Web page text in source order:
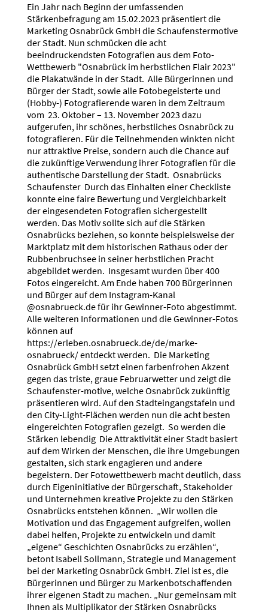
Ein Jahr nach Beginn der umfassenden
Stärkenbefragung am 15.02.2023 präsentiert die
Marketing Osnabrück GmbH die Schaufenstermotive
der Stadt. Nun schmücken die acht
beeindruckendsten Fotografien aus dem Foto-
Wettbewerb "Osnabrück im herbstlichen Flair 2023"
die Plakatwände in der Stadt. Alle Bürgerinnen und
Bürger der Stadt, sowie alle Fotobegeisterte und
(Hobby-) Fotografierende waren in dem Zeitraum
vom 23. Oktober – 13. November 2023 dazu
aufgerufen, ihr schönes, herbstliches Osnabrück zu
fotografieren. Für die Teilnehmenden winkten nicht
nur attraktive Preise, sondern auch die Chance auf
die zukünftige Verwendung ihrer Fotografien für die
authentische Darstellung der Stadt. Osnabrücks
Schaufenster Durch das Einhalten einer Checkliste
konnte eine faire Bewertung und Vergleichbarkeit
der eingesendeten Fotografien sichergestellt
werden. Das Motiv sollte sich auf die Stärken
Osnabrücks beziehen, so konnte beispielsweise der
Marktplatz mit dem historischen Rathaus oder der
Rubbenbruchsee in seiner herbstlichen Pracht
abgebildet werden. Insgesamt wurden über 400
Fotos eingereicht. Am Ende haben 700 Bürgerinnen
und Bürger auf dem Instagram-Kanal
@osnabrueck.de für ihr Gewinner-Foto abgestimmt.
Alle weiteren Informationen und die Gewinner-Fotos
können auf
https://erleben.osnabrueck.de/de/marke-
osnabrueck/ entdeckt werden. Die Marketing
Osnabrück GmbH setzt einen farbenfrohen Akzent
gegen das triste, graue Februarwetter und zeigt die
Schaufenster-motive, welche Osnabrück zukünftig
präsentieren wird. Auf den Stadteingangstafeln und
den City-Light-Flächen werden nun die acht besten
eingereichten Fotografien gezeigt. So werden die
Stärken lebendig Die Attraktivität einer Stadt basiert
auf dem Wirken der Menschen, die ihre Umgebungen
gestalten, sich stark engagieren und andere
begeistern. Der Fotowettbewerb macht deutlich, dass
durch Eigeninitiative der Bürgerschaft, Stakeholder
und Unternehmen kreative Projekte zu den Stärken
Osnabrücks entstehen können. „Wir wollen die
Motivation und das Engagement aufgreifen, wollen
dabei helfen, Projekte zu entwickeln und damit
„eigene“ Geschichten Osnabrücks zu erzählen“,
betont Isabell Sollmann, Strategie und Management
bei der Marketing Osnabrück GmbH. Ziel ist es, die
Bürgerinnen und Bürger zu Markenbotschaffenden
ihrer eigenen Stadt zu machen. „Nur gemeinsam mit
Ihnen als Multiplikator der Stärken Osnabrücks